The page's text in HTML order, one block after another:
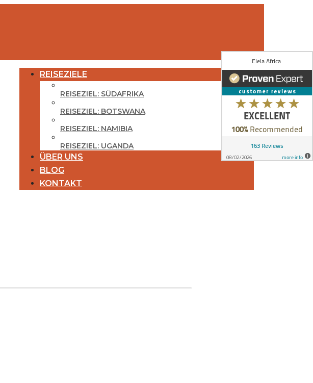
REISEZIELE
REISEZIEL: SÜDAFRIKA
REISEZIEL: BOTSWANA
REISEZIEL: NAMIBIA
REISEZIEL: UGANDA
ÜBER UNS
BLOG
KONTAKT